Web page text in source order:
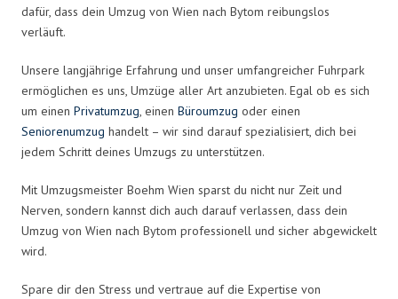
dafür, dass dein Umzug von Wien nach Bytom reibungslos
verläuft.
Unsere langjährige Erfahrung und unser umfangreicher Fuhrpark
ermöglichen es uns, Umzüge aller Art anzubieten. Egal ob es sich
um einen Privatumzug, einen Büroumzug oder einen
Seniorenumzug handelt – wir sind darauf spezialisiert, dich bei
jedem Schritt deines Umzugs zu unterstützen.
Mit Umzugsmeister Boehm Wien sparst du nicht nur Zeit und
Nerven, sondern kannst dich auch darauf verlassen, dass dein
Umzug von Wien nach Bytom professionell und sicher abgewickelt
wird.
Spare dir den Stress und vertraue auf die Expertise von